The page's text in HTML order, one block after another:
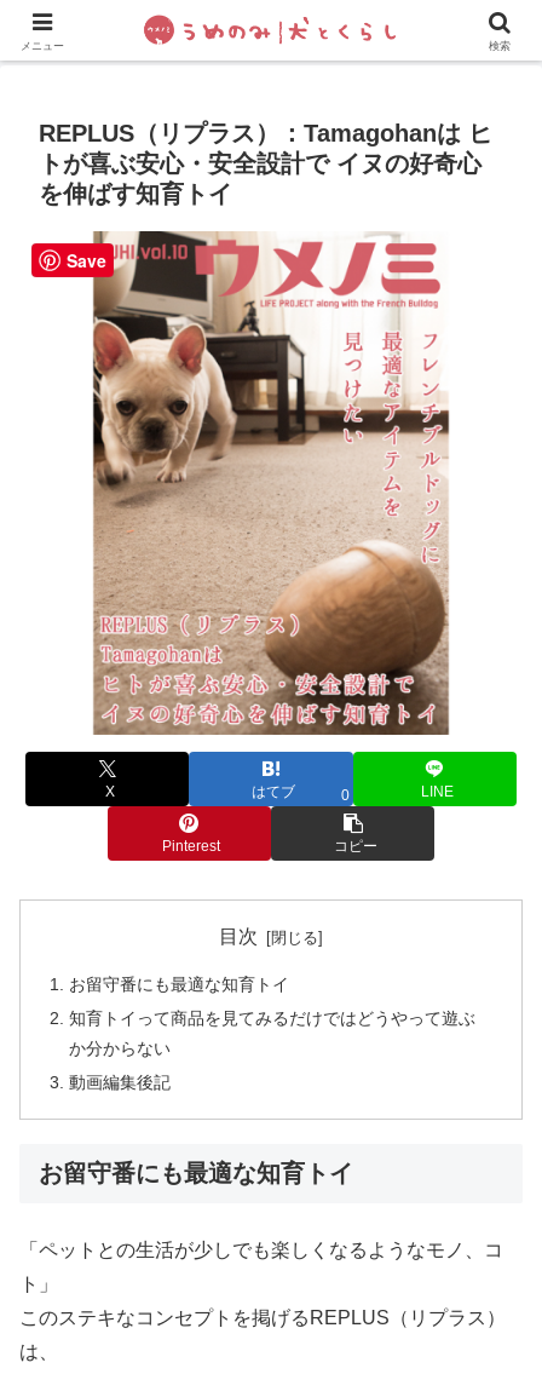
犬の手作りご飯 フレブル飼い方・しつけ ペットグッズ&
REPLUS（リプラス）：Tamagohanは ヒ
トが喜ぶ安心・安全設計で イヌの好奇心
を伸ばす知育トイ
X はてブ 0 LINE
Pinterest コピー
目次
お留守番にも最適な知育トイ
知育トイって商品を見てみるだけではどうやって遊ぶ
か分からない
動画編集後記
お留守番にも最適な知育トイ
「ペットとの生活が少しでも楽しくなるようなモノ、コ
ト」
このステキなコンセプトを掲げるREPLUS（リプラス）
は、
メニュー 検索
Save